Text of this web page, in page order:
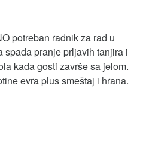
potreban radnik za rad u
pranje prljavih tanjira i
kada gosti završe sa jelom.
evra plus smeštaj i hrana.